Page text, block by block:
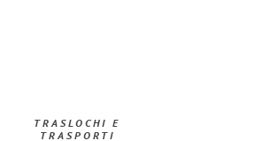
TRASLOCHI E
TRASPORTI​